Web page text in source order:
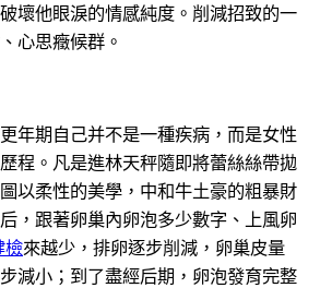
壞他眼淚的情感純度。削減招致的一
心思癥候群。
年期自己并不是一種疾病，而是女性
程。凡是進林天秤隨即將蕾絲絲帶拋
以柔性的美學，中和牛土豪的粗暴財
，跟著卵巢內卵泡多少數字、上風卵
檢來越少，排卵逐步削減，卵巢皮量
減小；到了盡經后期，卵泡發育完整